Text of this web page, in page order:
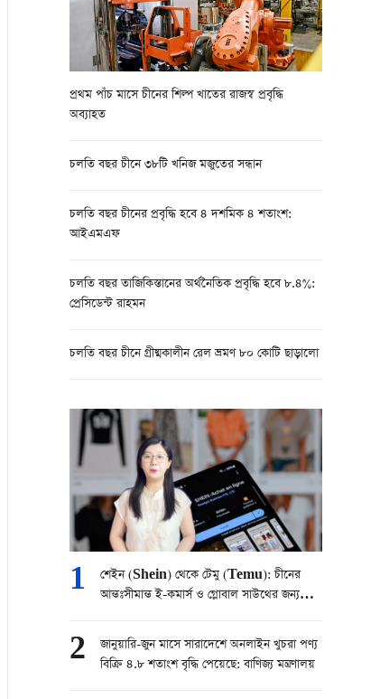
প্রথম পাঁচ মাসে চীনের শিল্প খাতের রাজস্ব প্রবৃদ্ধি
অব্যাহত
চলতি বছর চীনে ৩৮টি খনিজ মজুতের সন্ধান
চলতি বছর চীনের প্রবৃদ্ধি হবে ৪ দশমিক ৪ শতাংশ:
আইএমএফ
চলতি বছর তাজিকিস্তানের অর্থনৈতিক প্রবৃদ্ধি হবে ৮.৪%:
প্রেসিডেন্ট রাহমন
চলতি বছর চীনে গ্রীষ্মকালীন রেল ভ্রমণ ৮০ কোটি ছাড়ালো
1
শেইন (Shein) থেকে টেমু (Temu): চীনের
আন্তঃসীমান্ত ই-কমার্স ও গ্লোবাল সাউথের জন্য
2
জানুয়ারি-জুন মাসে সারাদেশে অনলাইন খুচরা পণ্য
বিক্রি ৪.৮ শতাংশ বৃদ্ধি পেয়েছে: বাণিজ্য মন্ত্রণালয়